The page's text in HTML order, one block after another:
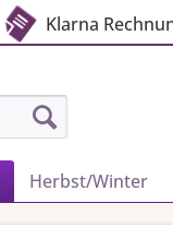
Klarna
Herbst/Winter